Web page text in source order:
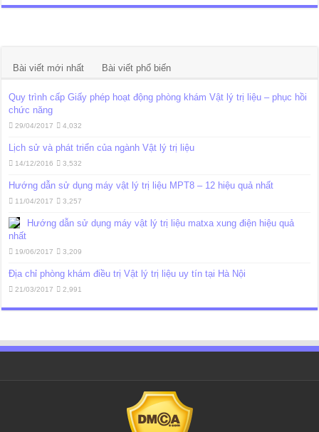
Bài viết mới nhất Bài viết phổ biến
Quy trình cấp Giấy phép hoạt động phòng khám Vật lý trị liệu – phục hồi
chức năng
29/04/2017 4,032
Lịch sử và phát triển của ngành Vật lý trị liệu
14/12/2016 3,532
Hướng dẫn sử dụng máy vật lý trị liệu MPT8 – 12 hiệu quả nhất
11/04/2017 3,257
Hướng dẫn sử dụng máy vật lý trị liệu matxa xung điện hiệu quả
nhất
19/06/2017 3,209
Địa chỉ phòng khám điều trị Vật lý trị liệu uy tín tại Hà Nội
21/03/2017 2,991